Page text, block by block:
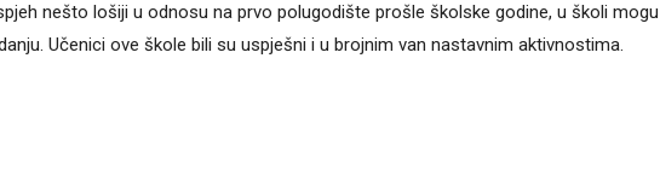
nešto lošiji u odnosu na prvo polugodište prošle školske godine, u školi
Učenici ove škole bili su uspješni i u brojnim van nastavnim aktivnostima.